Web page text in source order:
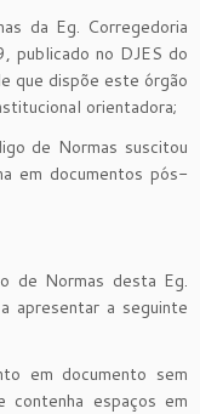
da Eg. Corregedoria
publicado no DJES do
que dispõe este órgão
orientadora;
de Normas suscitou
em documentos pós-
Normas desta Eg.
apresentar a seguinte
em documento sem
espaços em